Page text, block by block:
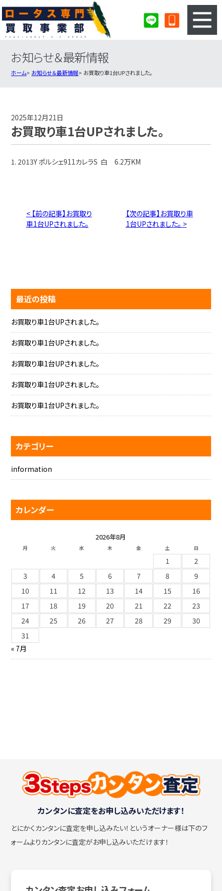
3ステップのカンタン査定
ロータス買取実績
お知らせ＆最新情報
ホーム お知らせ＆最新情報 お買取り車1台UPされました。
2025年12月21日
お買取り車1台UPされました。
1. 2013Y ポルシェ911カレラS 白 6.2万KM
< 【前の記事】お買取り
車1台UPされました。
【次の記事】お買取り車
1台UPされました。 >
最近の投稿
お買取り車1台UPされました。
お買取り車1台UPされました。
お買取り車1台UPされました。
お買取り車1台UPされました。
お買取り車1台UPされました。
カテゴリー
information
カレンダー
2026年8月
月 火 水 木 金 土 日
1
2
3
4 5 6 7 8
9
10
11 12 13 14 15
16
17
18 19 20 21 22
23
24
25 26 27 28 29
30
31
« 7月
カンタンに査定をお申し込みいただけます！
とにかくカンタンに査定を申し込みたい！ というオーナー様は下のフ
ォームよりカンタンに査定がお申し込みいただけます！